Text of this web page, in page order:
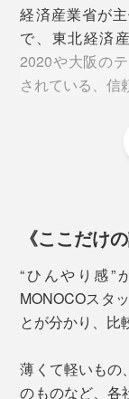
タオルを首に当
首には太い血管
ウォーキングや
経済産業省が
で、東北経済
2020や大阪の
されている、信
ひんやり感の
ひんやり感に加
冷感素材の中
あるもの、乾い
すが、本品は濡
か。ずっと肌
《ここだけ
“ひんやり感”
MONOCOスタ
とが分かり、比
薄くて軽いもの
のものなど、各